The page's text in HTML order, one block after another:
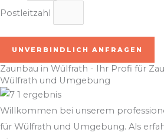
Postleitzahl
UNVERBINDLICH ANFRAGEN
Zaunbau in Wülfrath - Ihr Profi für
Wülfrath und Umgebung
Willkommen bei unserem
für Wülfrath und Umgebung. Als